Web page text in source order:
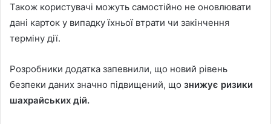
Також користувачі можуть самостійно не оновлювати
дані карток у випадку їхньої втрати чи закінчення
терміну дії.
Розробники додатка запевнили, що новий рівень
безпеки даних значно підвищений, що знижує ризики
шахрайських дій.